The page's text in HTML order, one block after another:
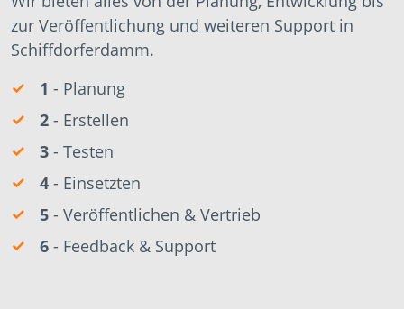
zur Veröffentlichung und weiteren Support in
Schiffdorferdamm.
1 - Planung
2 - Erstellen
3 - Testen
4 - Einsetzten
5 - Veröffentlichen & Vertrieb
6 - Feedback & Support